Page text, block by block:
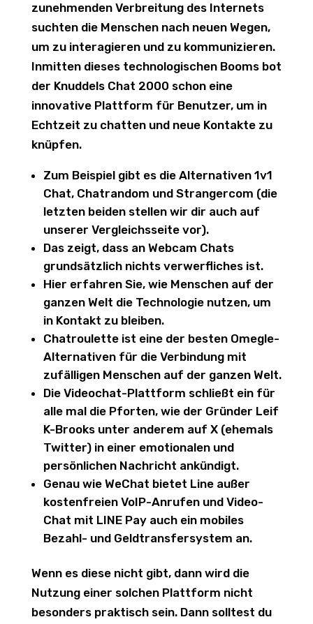
zunehmenden Verbreitung des Internets
suchten die Menschen nach neuen Wegen,
um zu interagieren und zu kommunizieren.
Inmitten dieses technologischen Booms bot
der Knuddels Chat 2000 schon eine
innovative Plattform für Benutzer, um in
Echtzeit zu chatten und neue Kontakte zu
knüpfen.
Zum Beispiel gibt es die Alternativen 1v1
Chat, Chatrandom und Strangercom (die
letzten beiden stellen wir dir auch auf
unserer Vergleichsseite vor).
Das zeigt, dass an Webcam Chats
grundsätzlich nichts verwerfliches ist.
Hier erfahren Sie, wie Menschen auf der
ganzen Welt die Technologie nutzen, um
in Kontakt zu bleiben.
Chatroulette ist eine der besten Omegle-
Alternativen für die Verbindung mit
zufälligen Menschen auf der ganzen Welt.
Die Videochat-Plattform schließt ein für
alle mal die Pforten, wie der Gründer Leif
K-Brooks unter anderem auf X (ehemals
Twitter) in einer emotionalen und
persönlichen Nachricht ankündigt.
Genau wie WeChat bietet Line außer
kostenfreien VoIP-Anrufen und Video-
Chat mit LINE Pay auch ein mobiles
Bezahl- und Geldtransfersystem an.
Wenn es diese nicht gibt, dann wird die
Nutzung einer solchen Plattform nicht
besonders praktisch sein. Dann solltest du